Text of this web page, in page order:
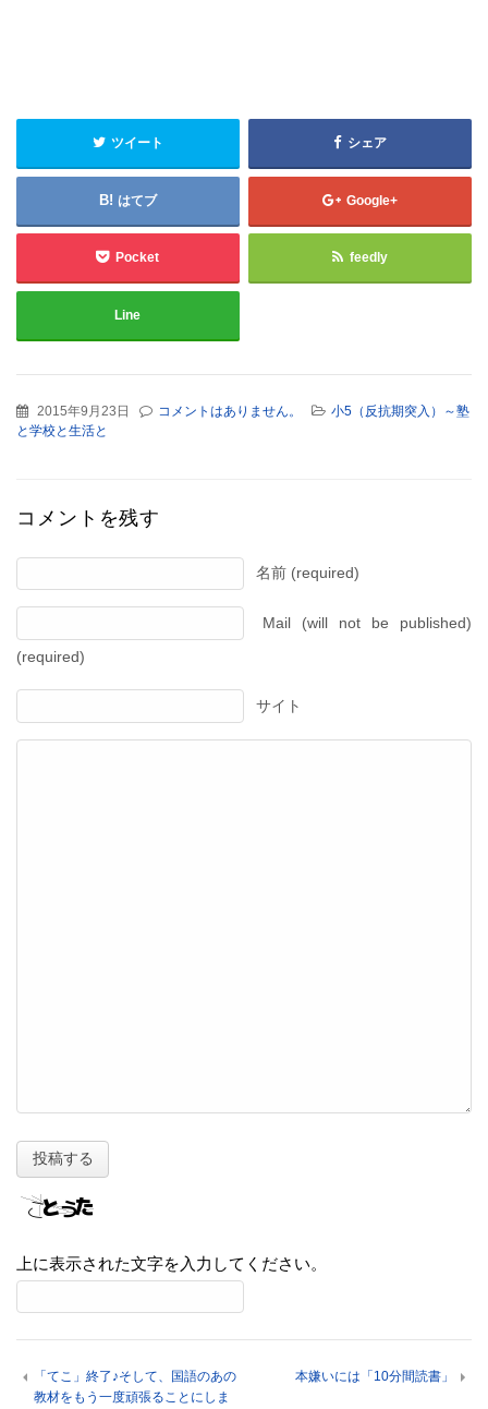
ツイート シェア
はてブ Google+
Pocket feedly
Line
2015年9月23日 コメントはありません。
小5（反抗期突入）～塾
と学校と生活と
コメントを残す
名前 (required)
Mail (will not be published)
(required)
サイト
上に表示された文字を入力してください。
「てこ」終了♪そして、国語のあの
教材をもう一度頑張ることにしま
本嫌いには「10分間読書」